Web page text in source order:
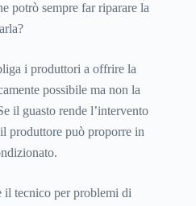
potrò sempre far riparare la
i produttori a offrire la
possibile ma non la
il guasto rende l’intervento
produttore può proporre in
il tecnico per problemi di